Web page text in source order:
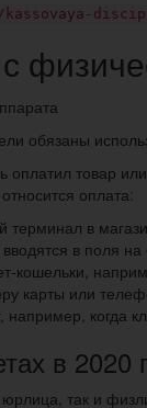
обязаны
оплатил товар
оплата:
терминал в
в поля на
кошельки,
карты или
когда
в 2020
юрлица, так и